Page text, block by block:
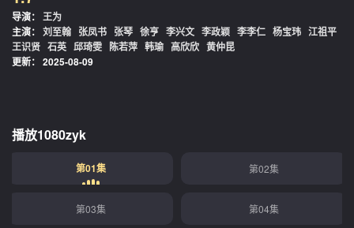
导演： 王为
主演： 刘至翰 张凤书 张琴 徐亨 李兴文 李政颖 李李仁 杨宝玮 江祖平
王识贤 石英 邱琦雯 陈若萍 韩瑜 高欣欣 黄仲昆
更新： 2025-08-09
播放1080zyk
第01集 第02集
第03集 第04集